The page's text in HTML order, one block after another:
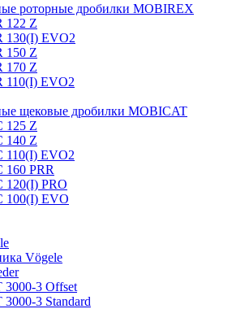
роторные дробилки MOBIREX
122 Z
130(I) EVO2
150 Z
170 Z
110(I) EVO2
щековые дробилки MOBICAT
125 Z
140 Z
110(I) EVO2
160 PRR
120(I) PRO
100(I) EVO
Vögele
3000-3 Offset
3000-3 Standard